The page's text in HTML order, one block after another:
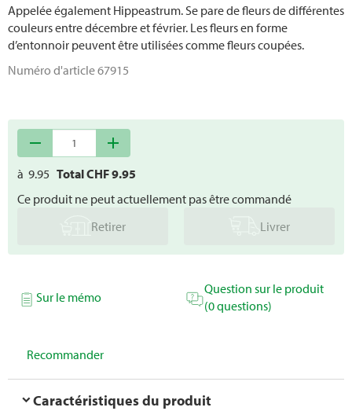
Appelée également Hippeastrum. Se pare de fleurs de différentes
couleurs entre décembre et février. Les fleurs en forme
d’entonnoir peuvent être utilisées comme fleurs coupées.
Numéro d'article67915
remove add
à 9.95 Total CHF9.95
Ce produit ne peut actuellement pas être commandé
Retirer
Livrer
Sur le mémo
Question sur le produit
(0 questions)
Recommander
Caractéristiques du produit